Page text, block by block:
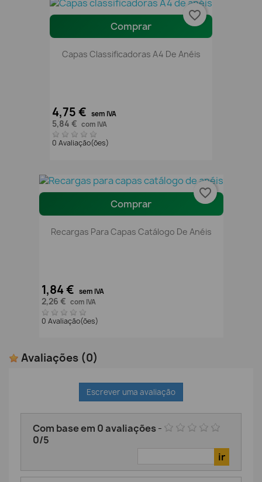
Comprar
Capas Classificadoras A4 De Anéis
4,75 € sem IVA
5,84 € com IVA
0 Avaliação(ões)
favorite_border
Comprar
Recargas Para Capas Catálogo De Anéis
1,84 € sem IVA
2,26 € com IVA
0 Avaliação(ões)
favorite_border
Avaliações (0)
Escrever uma avaliação
Com base em 0avaliações-
0/5